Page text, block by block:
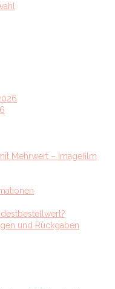
Mehrwert – Imagefilm
und Rückgaben